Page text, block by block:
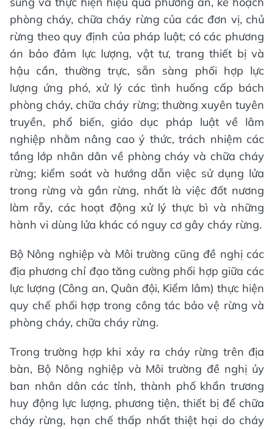
phòng cháy, chữa cháy rừng của các đơn vị, chủ
rừng theo quy định của pháp luật; có các phương
án bảo đảm lực lượng, vật tư, trang thiết bị và
hậu cần, thường trực, sẵn sàng phối hợp lực
lượng ứng phó, xử lý các tình huống cấp bách
phòng cháy, chữa cháy rừng; thường xuyên tuyên
truyền, phổ biến, giáo dục pháp luật về lâm
nghiệp nhằm nâng cao ý thức, trách nhiệm các
tầng lớp nhân dân về phòng cháy và chữa cháy
rừng; kiểm soát và hướng dẫn việc sử dụng lửa
trong rừng và gần rừng, nhất là việc đốt nương
làm rẫy, các hoạt động xử lý thực bì và những
hành vi dùng lửa khác có nguy cơ gây cháy rừng.
Bộ Nông nghiệp và Môi trường cũng đề nghị các
địa phương chỉ đạo tăng cường phối hợp giữa các
lực lượng (Công an, Quân đội, Kiểm lâm) thực hiện
quy chế phối hợp trong công tác bảo vệ rừng và
phòng cháy, chữa cháy rừng.
Trong trường hợp khi xảy ra cháy rừng trên địa
bàn, Bộ Nông nghiệp và Môi trường đề nghị ủy
ban nhân dân các tỉnh, thành phố khẩn trương
huy động lực lượng, phương tiện, thiết bị để chữa
cháy rừng, hạn chế thấp nhất thiệt hại do cháy